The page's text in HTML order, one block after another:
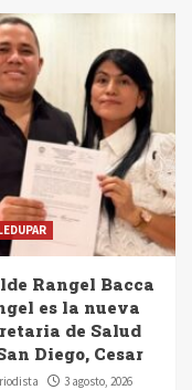
Rangel Bacca
es la nueva
de Salud
Diego, Cesar
3 agosto, 2026